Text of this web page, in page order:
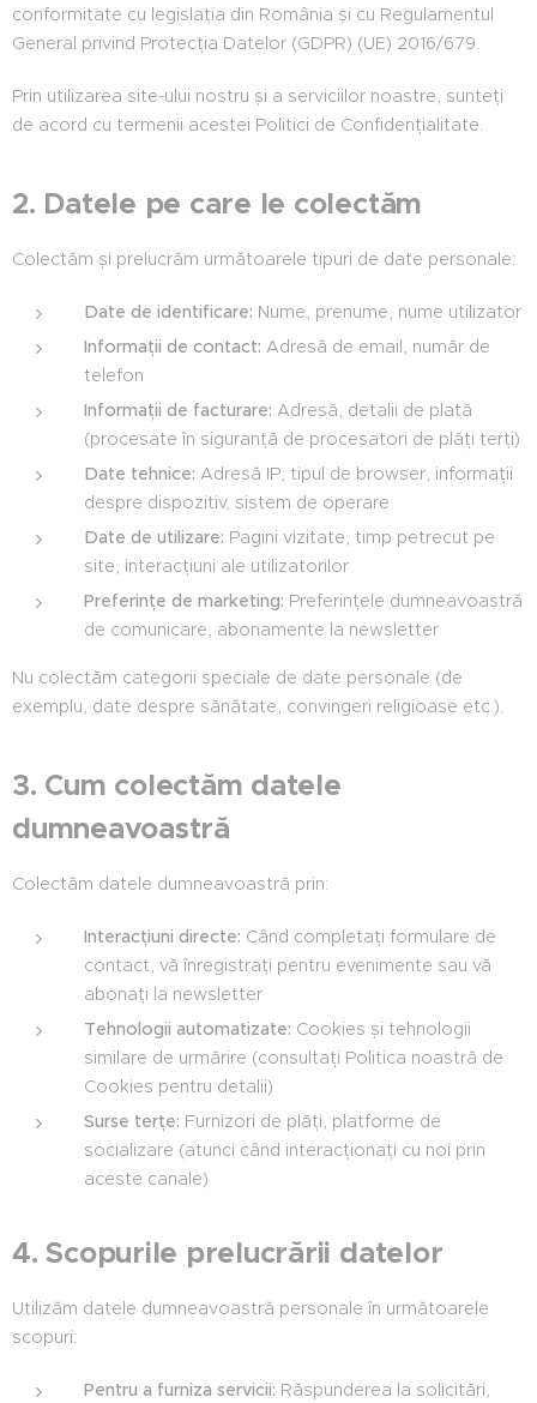
conformitate cu legislația din România și cu Regulamentul
General privind Protecția Datelor (GDPR) (UE) 2016/679.
Prin utilizarea site-ului nostru și a serviciilor noastre, sunteți
de acord cu termenii acestei Politici de Confidențialitate.
2. Datele pe care le colectăm
Colectăm și prelucrăm următoarele tipuri de date personale:
Date de identificare: Nume, prenume, nume utilizator
Informații de contact: Adresă de email, număr de
telefon
Informații de facturare: Adresă, detalii de plată
(procesate în siguranță de procesatori de plăți terți)
Date tehnice: Adresă IP, tipul de browser, informații
despre dispozitiv, sistem de operare
Date de utilizare: Pagini vizitate, timp petrecut pe
site, interacțiuni ale utilizatorilor
Preferințe de marketing: Preferințele dumneavoastră
de comunicare, abonamente la newsletter
Nu colectăm categorii speciale de date personale (de
exemplu, date despre sănătate, convingeri religioase etc.).
3. Cum colectăm datele
dumneavoastră
Colectăm datele dumneavoastră prin:
Interacțiuni directe: Când completați formulare de
contact, vă înregistrați pentru evenimente sau vă
abonați la newsletter
Tehnologii automatizate: Cookies și tehnologii
similare de urmărire (consultați Politica noastră de
Cookies pentru detalii)
Surse terțe: Furnizori de plăți, platforme de
socializare (atunci când interacționați cu noi prin
aceste canale)
4. Scopurile prelucrării datelor
Utilizăm datele dumneavoastră personale în următoarele
scopuri:
Pentru a furniza servicii: Răspunderea la solicitări,